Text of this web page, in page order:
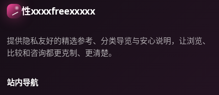
性xxxxfreexxxxx
提供隐私友好的精选参考、分类导览与安心说明，让浏览、
比较和咨询都更克制、更清楚。
站内导航